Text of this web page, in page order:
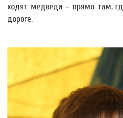
ходят медведи – прямо там,
дороге.